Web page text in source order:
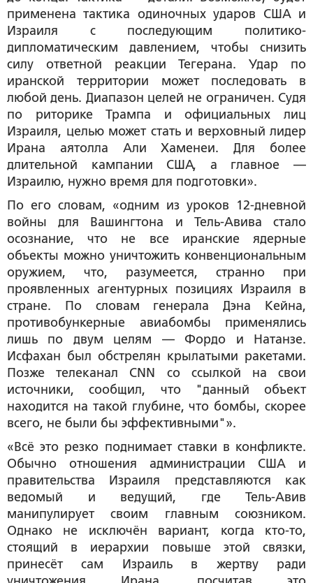
применена тактика одиночных ударов США и
Израиля с последующим политико-
дипломатическим давлением, чтобы снизить
силу ответной реакции Тегерана. Удар по
иранской территории может последовать в
любой день. Диапазон целей не ограничен. Судя
по риторике Трампа и официальных лиц
Израиля, целью может стать и верховный лидер
Ирана аятолла Али Хаменеи. Для более
длительной кампании США, а главное —
Израилю, нужно время для подготовки».
По его словам, «одним из уроков 12-дневной
войны для Вашингтона и Тель-Авива стало
осознание, что не все иранские ядерные
объекты можно уничтожить конвенциональным
оружием, что, разумеется, странно при
проявленных агентурных позициях Израиля в
стране. По словам генерала Дэна Кейна,
противобункерные авиабомбы применялись
лишь по двум целям — Фордо и Натанзе.
Исфахан был обстрелян крылатыми ракетами.
Позже телеканал CNN со ссылкой на свои
источники, сообщил, что "данный объект
находится на такой глубине, что бомбы, скорее
всего, не были бы эффективными"».
«Всё это резко поднимает ставки в конфликте.
Обычно отношения администрации США и
правительства Израиля представляются как
ведомый и ведущий, где Тель-Авив
манипулирует своим главным союзником.
Однако не исключён вариант, когда кто-то,
стоящий в иерархии повыше этой связки,
принесёт сам Израиль в жертву ради